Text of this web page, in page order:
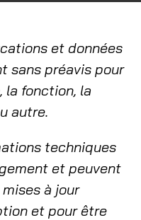
et données
sans préavis pour
la fonction, la
autre.
techniques
et peuvent
à jour
et pour être